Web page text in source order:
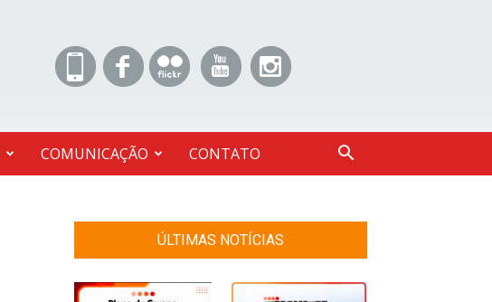
COMUNICAÇÃO CONTATO
ÚLTIMAS NOTÍCIAS